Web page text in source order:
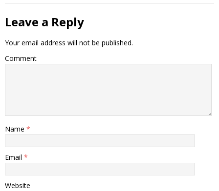
Leave a Reply
Your email address will not be published.
Comment
Name *
Email *
Website